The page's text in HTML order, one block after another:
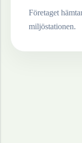
Företaget
miljöstationen.